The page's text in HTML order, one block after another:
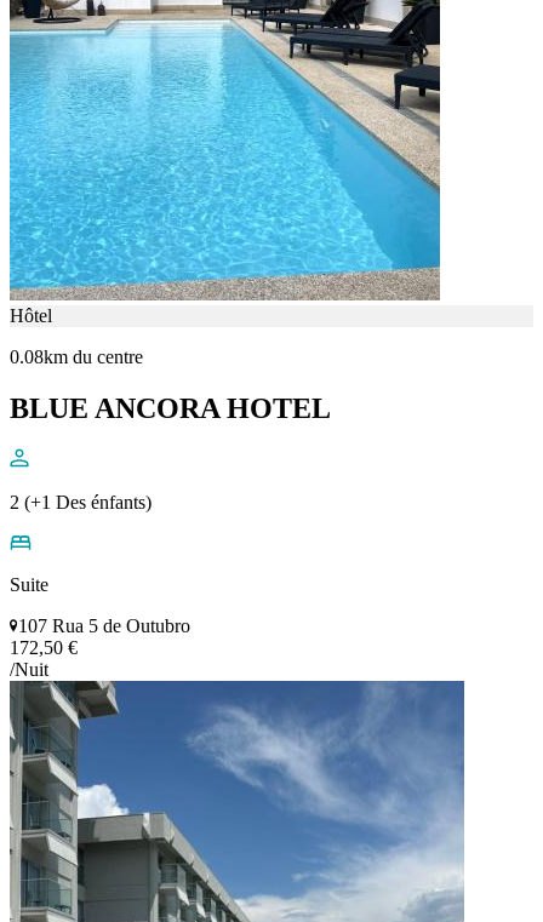
Hôtel
0.08km du centre
BLUE ANCORA HOTEL
2 (+1 Des énfants)
Suite
107 Rua 5 de Outubro
172,50 €
/Nuit